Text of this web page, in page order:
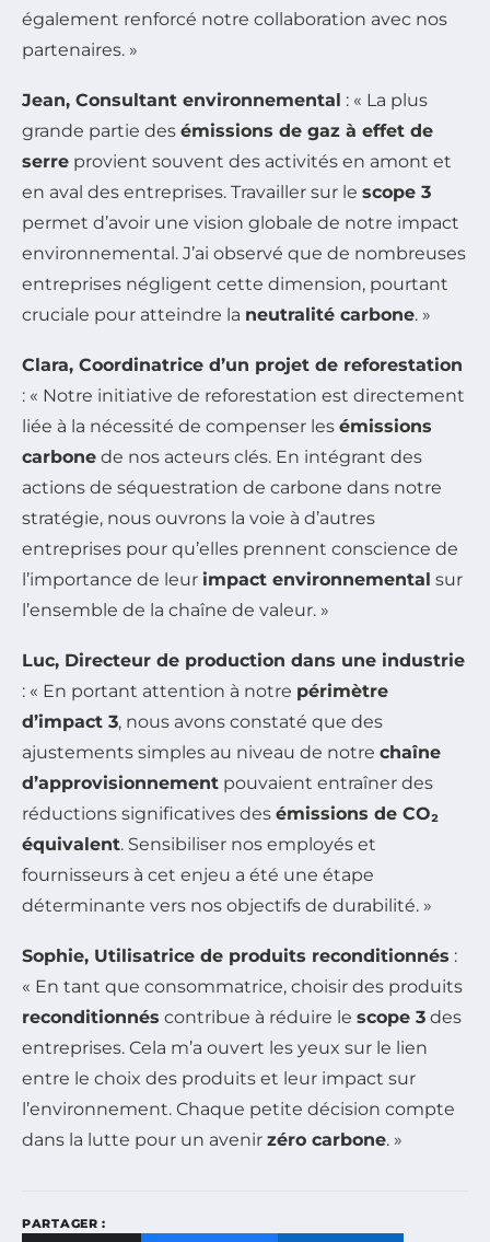
également renforcé notre collaboration avec nos
partenaires. »
Jean, Consultant environnemental : « La plus
grande partie des émissions de gaz à effet de
serre provient souvent des activités en amont et
en aval des entreprises. Travailler sur le scope 3
permet d’avoir une vision globale de notre impact
environnemental. J’ai observé que de nombreuses
entreprises négligent cette dimension, pourtant
cruciale pour atteindre la neutralité carbone. »
Clara, Coordinatrice d’un projet de reforestation
: « Notre initiative de reforestation est directement
liée à la nécessité de compenser les émissions
carbone de nos acteurs clés. En intégrant des
actions de séquestration de carbone dans notre
stratégie, nous ouvrons la voie à d’autres
entreprises pour qu’elles prennent conscience de
l’importance de leur impact environnemental sur
l’ensemble de la chaîne de valeur. »
Luc, Directeur de production dans une industrie
: « En portant attention à notre périmètre
d’impact 3, nous avons constaté que des
ajustements simples au niveau de notre chaîne
d’approvisionnement pouvaient entraîner des
réductions significatives des émissions de CO₂
équivalent. Sensibiliser nos employés et
fournisseurs à cet enjeu a été une étape
déterminante vers nos objectifs de durabilité. »
Sophie, Utilisatrice de produits reconditionnés :
« En tant que consommatrice, choisir des produits
reconditionnés contribue à réduire le scope 3 des
entreprises. Cela m’a ouvert les yeux sur le lien
entre le choix des produits et leur impact sur
l’environnement. Chaque petite décision compte
dans la lutte pour un avenir zéro carbone. »
PARTAGER :